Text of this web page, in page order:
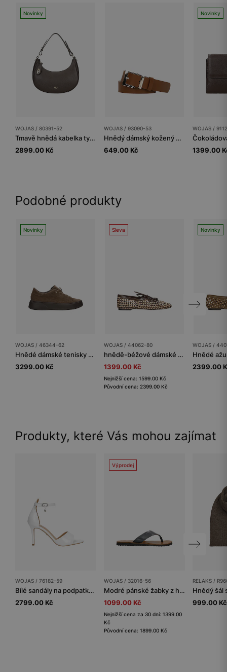
Novinky
WOJAS / 80391-52
Tmavě hnědá kabelka typu bageta
2899.00 Kč
WOJAS / 93090-53
Hnědý dámský kožený pásek s hranatou sponou
649.00 Kč
Novinky
WOJAS /
1399.00
Podobné produkty
Novinky
WOJAS / 46344-62
Hnědé dámské tenisky ze štípenky
3299.00 Kč
Sleva
WOJAS / 44062-80
hnědě-béžové dámské balerínky z pleteniny
1399.00 Kč
Nejnižší cena: 1599.00 Kč
Původní cena: 2399.00 Kč
Novinky
WOJAS /
2399.00
Produkty, které Vás mohou zajímat
WOJAS / 76182-59
Bílé sandály na podpatku se saténovým leskem
2799.00 Kč
Výprodej
WOJAS / 32016-56
Modré pánské žabky z hladké kůže
1099.00 Kč
Nejnižší cena za 30 dní: 1399.00
Kč
Původní cena: 1899.00 Kč
RELAKS /
Hnědý šál
999.00 Kč